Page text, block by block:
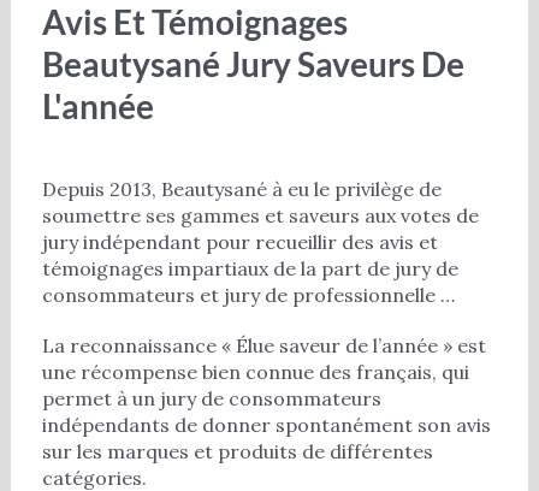
Avis Et Témoignages
Beautysané Jury Saveurs De
L'année
Depuis 2013, Beautysané à eu le privilège de
soumettre ses gammes et saveurs aux votes de
jury indépendant pour recueillir des avis et
témoignages impartiaux de la part de jury de
consommateurs et jury de professionnelle …
La reconnaissance « Élue saveur de l’année » est
une récompense bien connue des français, qui
permet à un jury de consommateurs
indépendants de donner spontanément son avis
sur les marques et produits de différentes
catégories.